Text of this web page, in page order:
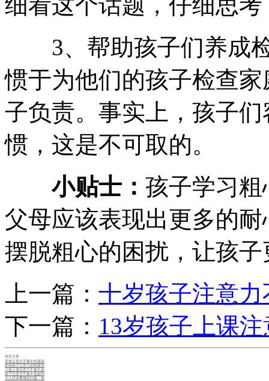
细看这个话题，仔细思
3、帮助孩子们养成检
惯于为他们的孩子检查
子负责。事实上，孩子
惯，这是不可取的。
小贴士： 孩子学习
父母应该表现出更多的
摆脱粗心的困扰，让孩
上一篇： 十岁孩子注意
下一篇： 13岁孩子上课
相关文章
导致注意力不集中的原因
影响孩子注意力的因素有
小孩上课注意力不集中是
孩子注意力不集中是缺锌
大人应该重视的问题：孩